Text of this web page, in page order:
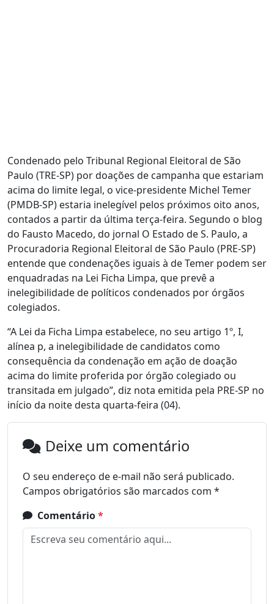
Condenado pelo Tribunal Regional Eleitoral de São
Paulo (TRE-SP) por doações de campanha que estariam
acima do limite legal, o vice-presidente Michel Temer
(PMDB-SP) estaria inelegível pelos próximos oito anos,
contados a partir da última terça-feira. Segundo o blog
do Fausto Macedo, do jornal O Estado de S. Paulo, a
Procuradoria Regional Eleitoral de São Paulo (PRE-SP)
entende que condenações iguais à de Temer podem ser
enquadradas na Lei Ficha Limpa, que prevê a
inelegibilidade de políticos condenados por órgãos
colegiados.
“A Lei da Ficha Limpa estabelece, no seu artigo 1º, I,
alínea p, a inelegibilidade de candidatos como
consequência da condenação em ação de doação
acima do limite proferida por órgão colegiado ou
transitada em julgado”, diz nota emitida pela PRE-SP no
início da noite desta quarta-feira (04).
Deixe um comentário
O seu endereço de e-mail não será publicado.
Campos obrigatórios são marcados com *
Comentário*